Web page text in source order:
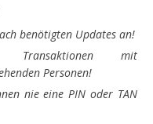
benötigten Updates an!
Transaktionen mit
Personen!
nie eine PIN oder TAN